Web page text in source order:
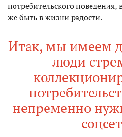
потребительского
же быть в жизни радости.
Итак, мы имеем
люди
непременно